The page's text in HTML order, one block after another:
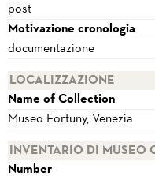
post
Motivazione cronologia
documentazione
LOCALIZZAZIONE
Name of Collection
Museo Fortuny, Venezia
INVENTARIO DI MUSEO
Number